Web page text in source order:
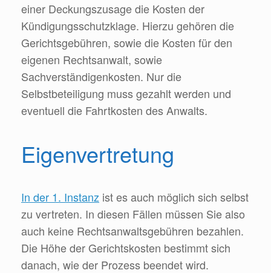
einer Deckungszusage die Kosten der
Kündigungsschutzklage. Hierzu gehören die
Gerichtsgebühren, sowie die Kosten für den
eigenen Rechtsanwalt, sowie
Sachverständigenkosten. Nur die
Selbstbeteiligung muss gezahlt werden und
eventuell die Fahrtkosten des Anwalts.
Eigenvertretung
In der 1. Instanz ist es auch möglich sich selbst
zu vertreten. In diesen Fällen müssen Sie also
auch keine Rechtsanwaltsgebühren bezahlen.
Die Höhe der Gerichtskosten bestimmt sich
danach, wie der Prozess beendet wird.